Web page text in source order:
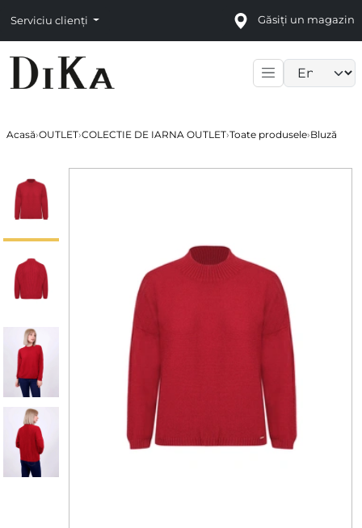
Serviciu clienți Găsiți un magazin
Acasă›OUTLET›COLECTIE DE IARNA OUTLET›Toate produsele›Bluză